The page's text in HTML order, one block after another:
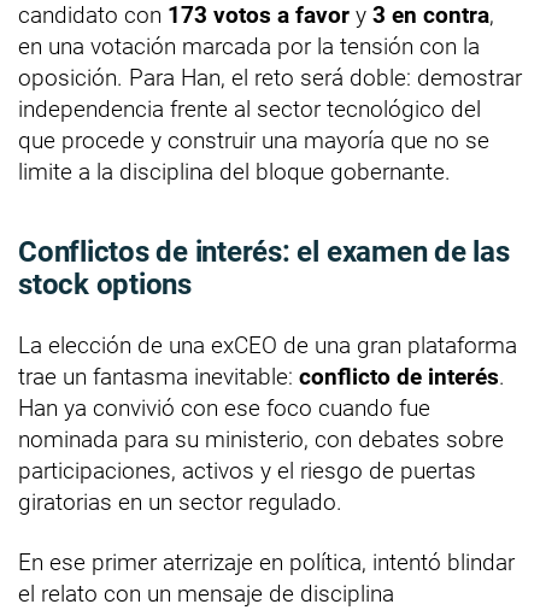
candidato con 173 votos a favor y 3 en contra,
en una votación marcada por la tensión con la
oposición. Para Han, el reto será doble: demostrar
independencia frente al sector tecnológico del
que procede y construir una mayoría que no se
limite a la disciplina del bloque gobernante.
Conflictos de interés: el examen de las
stock options
La elección de una exCEO de una gran plataforma
trae un fantasma inevitable: conflicto de interés.
Han ya convivió con ese foco cuando fue
nominada para su ministerio, con debates sobre
participaciones, activos y el riesgo de puertas
giratorias en un sector regulado.
En ese primer aterrizaje en política, intentó blindar
el relato con un mensaje de disciplina